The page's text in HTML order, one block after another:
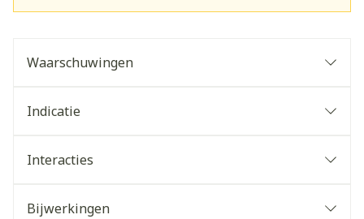
Waarschuwingen
Indicatie
Interacties
Bijwerkingen